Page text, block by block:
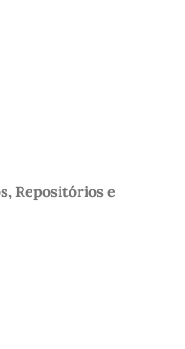
Repositórios e